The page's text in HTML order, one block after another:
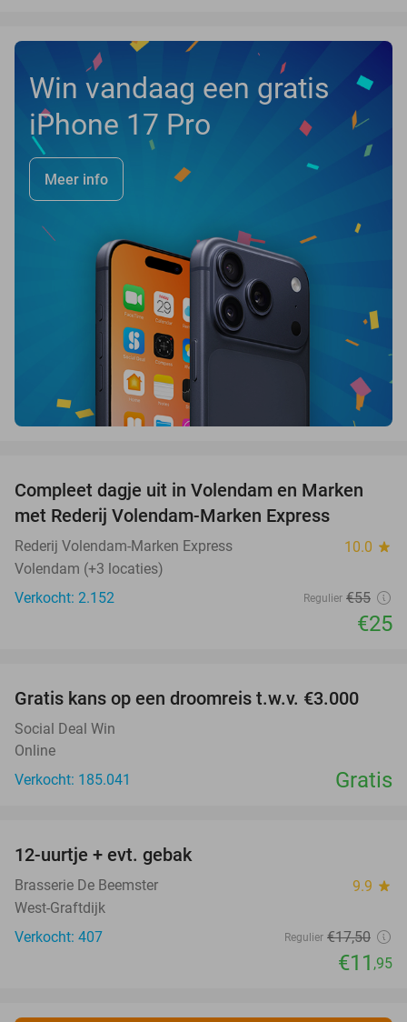
Win vandaag een gratis
iPhone 17 Pro
Meer info
55%
Compleet dagje uit in Volendam en Marken
met Rederij Volendam-Marken Express
Rederij Volendam-Marken Express 10.0 star
Volendam (+3 locaties)
Verkocht: 2.152
Regulier €55
€25
Gratis kans op een droomreis t.w.v. €3.000
Social Deal Win
Online
Verkocht: 185.041
Gratis
12-uurtje + evt. gebak
Brasserie De Beemster 9.9 star
West-Graftdijk
Verkocht: 407
Regulier €17,50
€11 ,95